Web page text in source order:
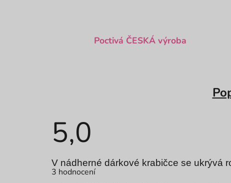
Poctivá ČESKÁ výroba
5,0
Průměrné
hodnocení
produktu
3 hodnocení
V nádherné dárkové krabičce se ukrývá